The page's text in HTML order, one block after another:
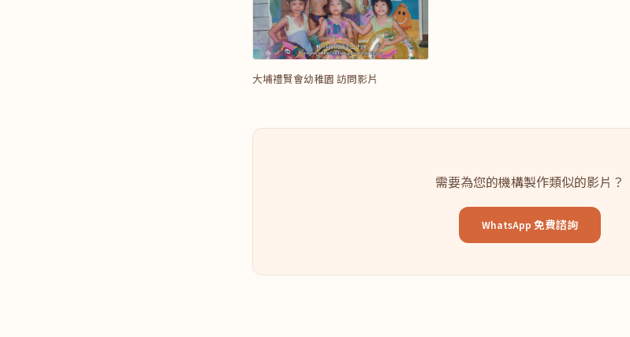
大埔禮賢會幼稚園 訪問影片
需要為您的機構製作類似的影片？
WhatsApp 免費諮詢